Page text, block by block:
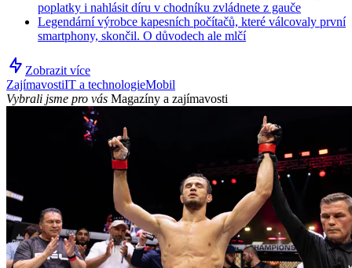
poplatky i nahlásit díru v chodníku zvládnete z gauče
Legendární výrobce kapesních počítačů, které válcovaly první
smartphony, skončil. O důvodech ale mlčí
Zobrazit více
ZajímavostiIT a technologieMobil
Vybrali jsme pro vás Magazíny a zajímavosti